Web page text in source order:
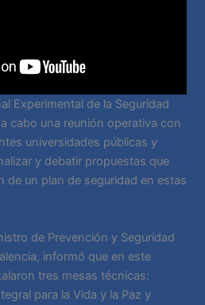
Experimental de la Seguridad
cabo una reunión operativa con
universidades públicas y
y debatir propuestas que
de un plan de seguridad en estas
de Prevención y Seguridad
informó que en este
tres mesas técnicas:
para la Vida y la Paz y